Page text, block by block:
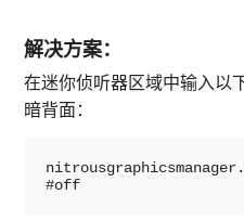
解决方案：
在迷你侦听器区域中输入以
暗背面：
#off